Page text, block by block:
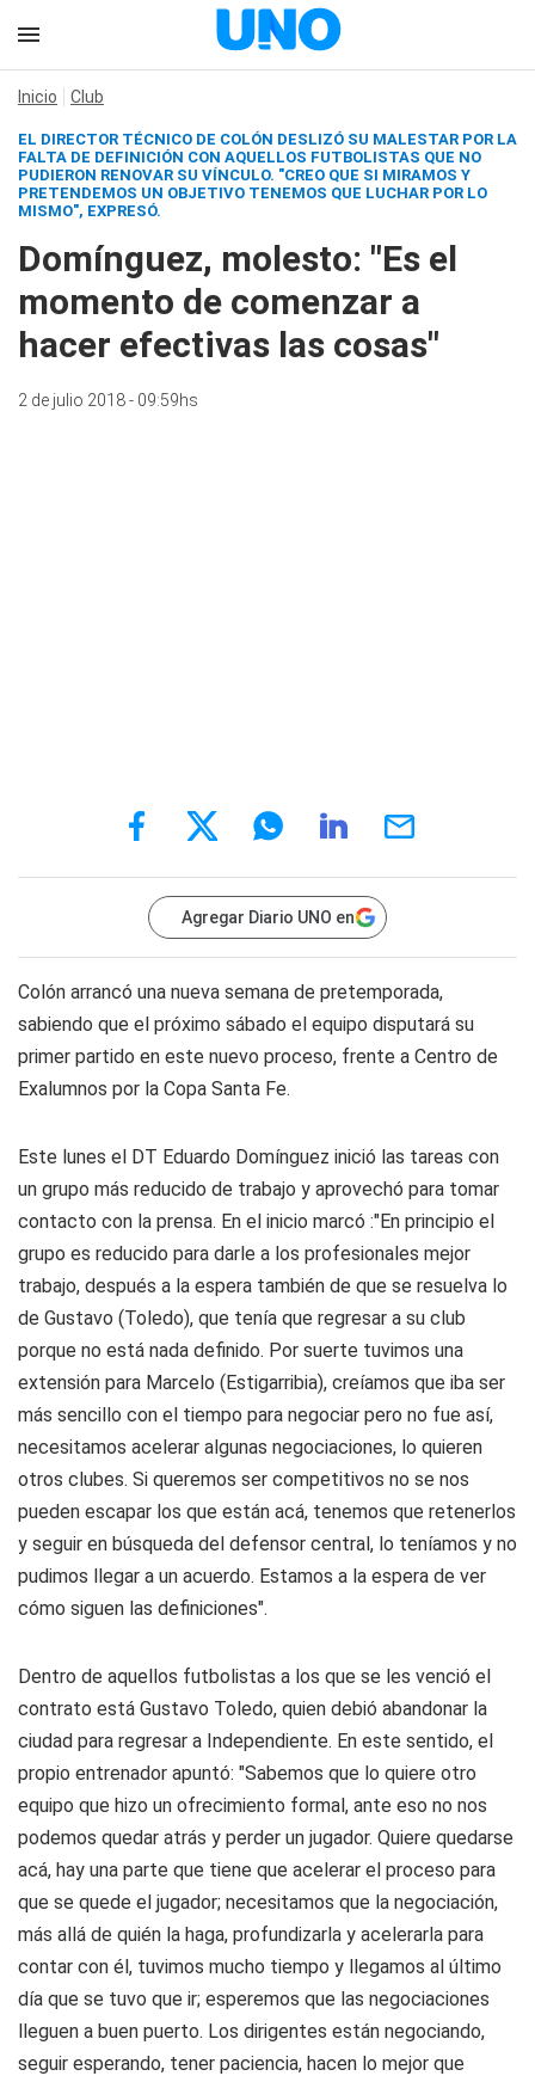
Inicio Club
EL DIRECTOR TÉCNICO DE COLÓN DESLIZÓ SU MALESTAR POR LA
FALTA DE DEFINICIÓN CON AQUELLOS FUTBOLISTAS QUE NO
PUDIERON RENOVAR SU VÍNCULO. "CREO QUE SI MIRAMOS Y
PRETENDEMOS UN OBJETIVO TENEMOS QUE LUCHAR POR LO
MISMO", EXPRESÓ.
Domínguez, molesto: "Es el
momento de comenzar a
hacer efectivas las cosas"
2 de julio 2018 - 09:59hs
Agregar Diario UNO en
Colón arrancó una nueva semana de pretemporada,
sabiendo que el próximo sábado el equipo disputará su
primer partido en este nuevo proceso, frente a Centro de
Exalumnos por la Copa Santa Fe.
Este lunes el DT Eduardo Domínguez inició las tareas con
un grupo más reducido de trabajo y aprovechó para tomar
contacto con la prensa. En el inicio marcó :"En principio el
grupo es reducido para darle a los profesionales mejor
trabajo, después a la espera también de que se resuelva lo
de Gustavo (Toledo), que tenía que regresar a su club
porque no está nada definido. Por suerte tuvimos una
extensión para Marcelo (Estigarribia), creíamos que iba ser
más sencillo con el tiempo para negociar pero no fue así,
necesitamos acelerar algunas negociaciones, lo quieren
otros clubes. Si queremos ser competitivos no se nos
pueden escapar los que están acá, tenemos que retenerlos
y seguir en búsqueda del defensor central, lo teníamos y no
pudimos llegar a un acuerdo. Estamos a la espera de ver
cómo siguen las definiciones".
Dentro de aquellos futbolistas a los que se les venció el
contrato está Gustavo Toledo, quien debió abandonar la
ciudad para regresar a Independiente. En este sentido, el
propio entrenador apuntó: "Sabemos que lo quiere otro
equipo que hizo un ofrecimiento formal, ante eso no nos
podemos quedar atrás y perder un jugador. Quiere quedarse
acá, hay una parte que tiene que acelerar el proceso para
que se quede el jugador; necesitamos que la negociación,
más allá de quién la haga, profundizarla y acelerarla para
contar con él, tuvimos mucho tiempo y llegamos al último
día que se tuvo que ir; esperemos que las negociaciones
lleguen a buen puerto. Los dirigentes están negociando,
seguir esperando, tener paciencia, hacen lo mejor que